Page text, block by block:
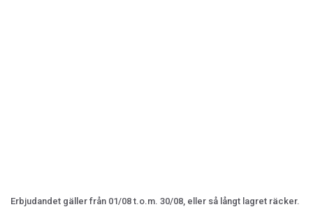
Erbjudandet gäller från 01/08 t.o.m. 30/08, eller så långt lagret räcker.